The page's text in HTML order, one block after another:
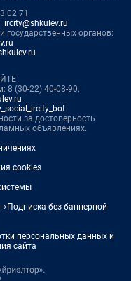
02 71
ircity@shkulev.ru
государственных органов:
8 (30-22) 40-08-90,
за достоверность
объявлениях.
cookies
без баннерной
персональных данных и
сайта